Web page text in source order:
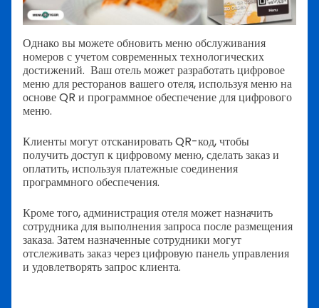
Однако вы можете обновить меню обслуживания
номеров с учетом современных технологических
достижений. Ваш отель может разработать цифровое
меню для ресторанов вашего отеля, используя меню на
основе QR и программное обеспечение для цифрового
меню.
Клиенты могут отсканировать QR-код, чтобы
получить доступ к цифровому меню, сделать заказ и
оплатить, используя платежные соединения
программного обеспечения.
Кроме того, администрация отеля может назначить
сотрудника для выполнения запроса после размещения
заказа. Затем назначенные сотрудники могут
отслеживать заказ через цифровую панель управления
и удовлетворять запрос клиента.